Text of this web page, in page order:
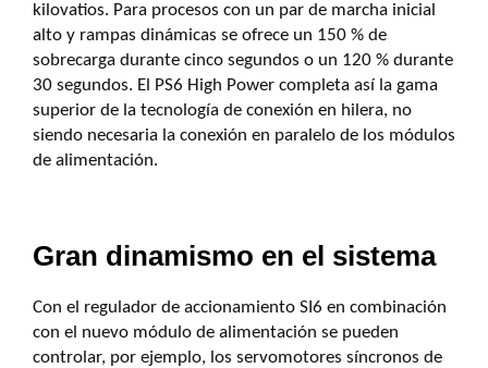
kilovatios. Para procesos con un par de marcha inicial
alto y rampas dinámicas se ofrece un 150 % de
sobrecarga durante cinco segundos o un 120 % durante
30 segundos. El PS6 High Power completa así la gama
superior de la tecnología de conexión en hilera, no
siendo necesaria la conexión en paralelo de los módulos
de alimentación.
Gran dinamismo en el sistema
Con el regulador de accionamiento SI6 en combinación
con el nuevo módulo de alimentación se pueden
controlar, por ejemplo, los servomotores síncronos de